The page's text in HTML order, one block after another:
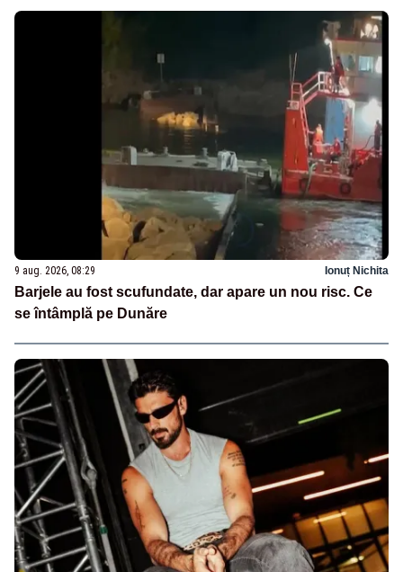
9 aug. 2026, 08:29 Ionuț Nichita
Barjele au fost scufundate, dar apare un nou risc. Ce
se întâmplă pe Dunăre